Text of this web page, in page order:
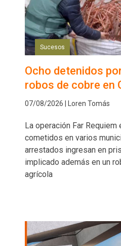
Sucesos
Ocho detenidos
robos de cobre en
07/08/2026 | Loren Tomás
La operación Far
cometidos en varios
arrestados ingresan en
implicado además en un
agrícola